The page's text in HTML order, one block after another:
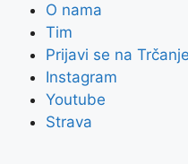
O nama
Tim
Prijavi se na
Instagram
Youtube
Strava